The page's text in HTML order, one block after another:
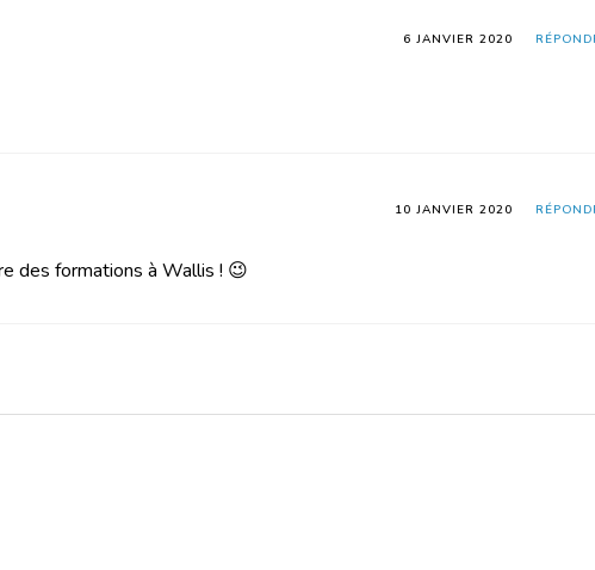
6 JANVIER 2020
10 JANVIER 2020
des formations à Wallis ! 😉